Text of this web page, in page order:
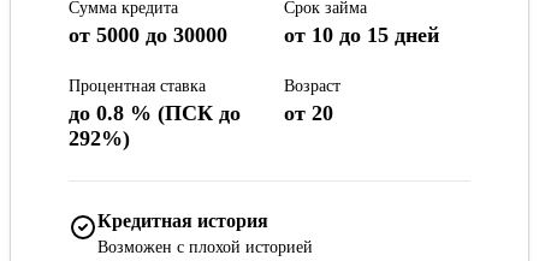
Сумма кредита
от 5000 до 30000
Срок займа
от 10 до 15 дней
Процентная ставка
до 0.8 % (ПСК до
292%)
Возраст
от 20
Кредитная история
Возможен с плохой историей